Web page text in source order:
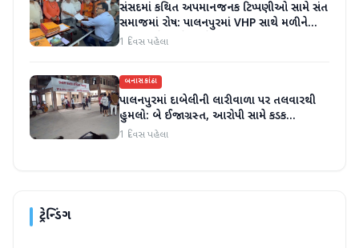
સંસદમાં કથિત અપમાનજનક ટિપ્પણીઓ સામે સંત
સમાજમાં રોષ: પાલનપુરમાં VHP સાથે મળીને
અધિક કલેક્ટરને આવેદનપત્ર આપ્યું
1 દિવસ પહેલા
બનાસકાંઠા
પાલનપુરમાં દાબેલીની લારીવાળા પર તલવારથી
હુમલો: બે ઈજાગ્રસ્ત, આરોપી સામે કડક
કાર્યવાહીની માંગ
1 દિવસ પહેલા
ટ્રેન્ડિંગ